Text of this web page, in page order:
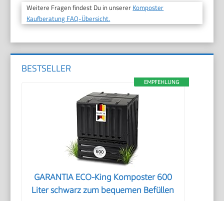
Weitere Fragen findest Du in unserer Komposter
Kaufberatung FAQ-Übersicht.
BESTSELLER
EMPFEHLUNG
GARANTIA ECO-King Komposter 600
Liter schwarz zum bequemen Befüllen